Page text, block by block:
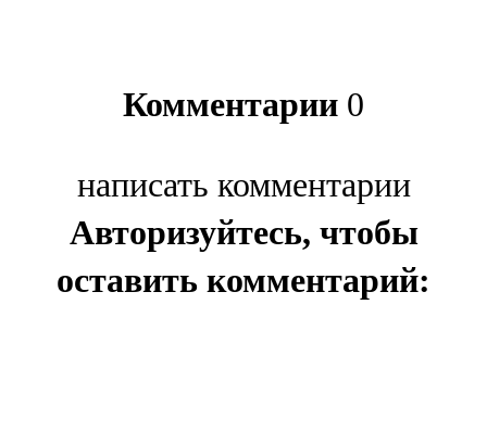
Комментарии 0
написать комментарии
Авторизуйтесь, чтобы
оставить комментарий: